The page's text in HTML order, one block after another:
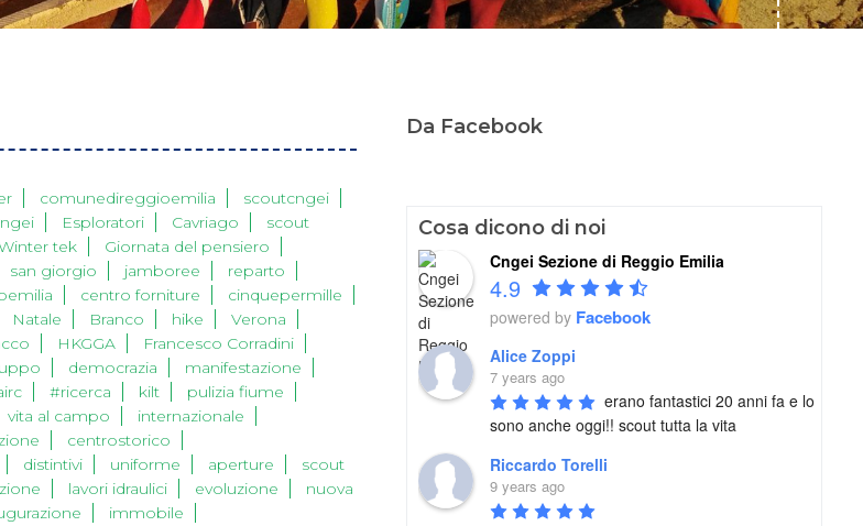
comunedireggioemilia
scoutcngei
Esploratori Cavriago
scout
tek
Giornata del pensiero
san giorgio jamboree
reparto
centro forniture
cinquepermille
Natale Branco hike
Verona
HKGGA
Francesco Corradini
democrazia
manifestazione
#ricerca kilt
pulizia fiume
vita al campo
internazionale
centrostorico
distintivi uniforme aperture
scout
lavori idraulici evoluzione
nuova
immobile
Da Facebook
Cosa dicono di noi
Cngei Sezione di Reggio Emilia
4.9
powered by Facebook
Alice Zoppi
7 years ago
erano fantastici 20 anni fa e lo
sono anche oggi!! scout tutta la vita
Riccardo Torelli
9 years ago